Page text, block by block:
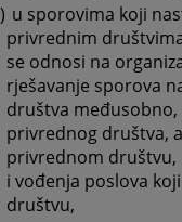
u sporovima koji
privrednim
se odnosi na
rješavanje sporova
društva
privrednog društva,
privrednom
i vođenja poslova
društvu,